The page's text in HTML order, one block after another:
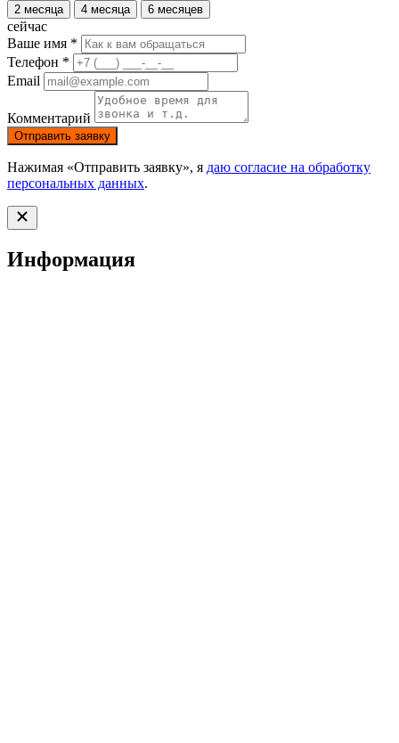
2 месяца 4 месяца 6 месяцев
сейчас
Ваше имя *
Телефон *
Email
Комментарий
Отправить заявку
Нажимая «Отправить заявку», я даю согласие на обработку
персональных данных.
Информация